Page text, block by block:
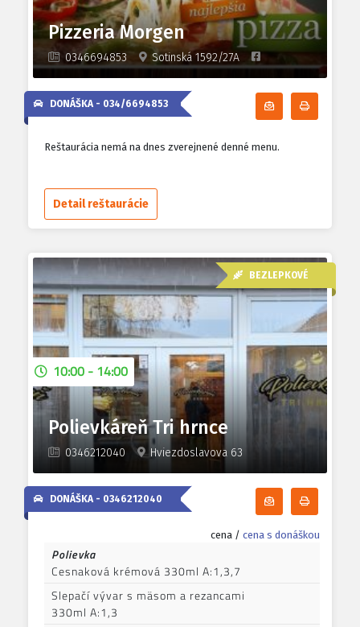
Pizzeria Morgen
0346694853 Sotinská 1592/27A
Odoberať
DONÁŠKA - 034/6694853
Reštaurácia nemá na dnes zverejnené denné menu.
Detail reštaurácie
BEZLEPKOVÉ
Polievkáreň Tri hrnce
0346212040 Hviezdoslavova 63
Odoberať
DONÁŠKA - 0346212040
10:00 - 14:00
cena / cena s donáškou
Polievka
Cesnaková krémová 330ml A:1,3,7
Slepačí vývar s mäsom a rezancami
330ml A:1,3